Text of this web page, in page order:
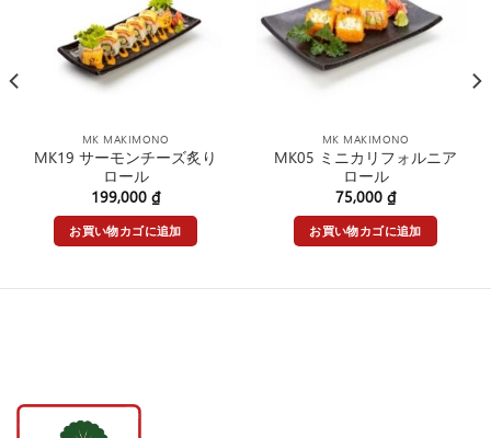
MK MAKIMONO
MK19 サーモンチーズ炙り
ロール
199,000 ₫
お買い物カゴに追加
MK MAKIMONO
MK05 ミニカリフォルニア
ロール
75,000 ₫
お買い物カゴに追加